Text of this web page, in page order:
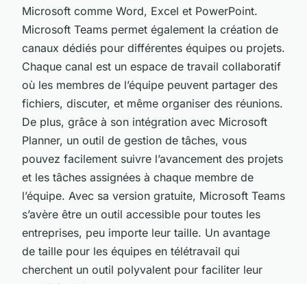
Microsoft comme Word, Excel et PowerPoint.
Microsoft Teams permet également la création de
canaux dédiés pour différentes équipes ou projets.
Chaque canal est un espace de travail collaboratif
où les membres de l’équipe peuvent partager des
fichiers, discuter, et même organiser des réunions.
De plus, grâce à son intégration avec Microsoft
Planner, un outil de gestion de tâches, vous
pouvez facilement suivre l’avancement des projets
et les tâches assignées à chaque membre de
l’équipe. Avec sa version gratuite, Microsoft Teams
s’avère être un outil accessible pour toutes les
entreprises, peu importe leur taille. Un avantage
de taille pour les équipes en télétravail qui
cherchent un outil polyvalent pour faciliter leur